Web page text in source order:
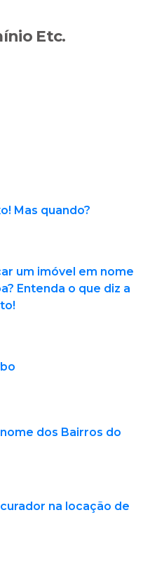
Etc.
Mas quando?
um imóvel em nome
Entenda o que diz a
dos Bairros do
na locação de